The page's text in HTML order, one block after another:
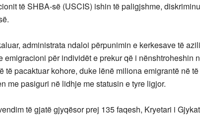
të SHBA-së (USCIS) ishin të paligjshme,
administrata ndaloi përpunimin e kerkesave të
emigracioni për individët e prekur që i nënshtroheshin
të pacaktuar kohore, duke lënë miliona emigrantë në
me pasiguri në lidhje me statusin e tyre ligjor.
të gjatë gjyqësor prej 135 faqesh, Kryetari i